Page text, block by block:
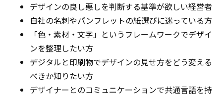
デザインの良し悪しを判断する基準が欲しい経営者
自社の名刺やパンフレットの紙選びに迷っている方
「色・素材・文字」というフレームワークでデザイ
ンを整理したい方
デジタルと印刷物でデザインの見せ方をどう変える
べきか知りたい方
デザイナーとのコミュニケーションで共通言語を持